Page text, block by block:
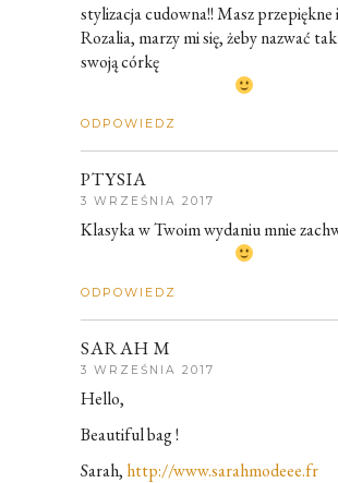
stylizacja cudowna!! Masz przepiękne
Rozalia, marzy mi się, żeby nazwać
swoją córkę
ODPOWIEDZ
PTYSIA
3 WRZEŚNIA 2017
Klasyka w Twoim wydaniu mnie
ODPOWIEDZ
SARAH M
3 WRZEŚNIA 2017
Hello,
Beautiful bag !
Sarah, http://www.sarahmodeee.fr